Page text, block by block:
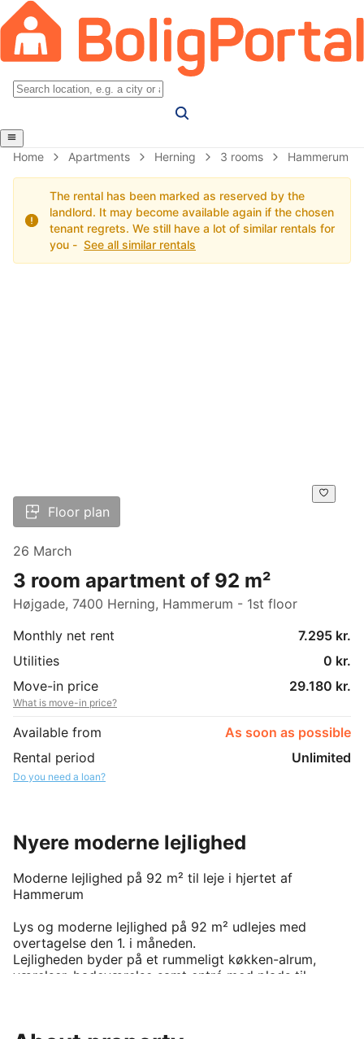
Home Apartments Herning 3 rooms Hammerum
The rental has been marked as reserved by the
landlord. It may become available again if the chosen
tenant regrets. We still have a lot of similar rentals for
you - See all similar rentals
Floor plan
26 March
3 room apartment of 92 m²
Højgade, 7400 Herning, Hammerum - 1st floor
Monthly net rent
7.295 kr.
Utilities
0 kr.
Move-in price
29.180 kr.
What is move-in price?
Available from
As soon as possible
Rental period
Unlimited
Do you need a loan?
Nyere moderne lejlighed
Moderne lejlighed på 92 m² til leje i hjertet af
Hammerum
Lys og moderne lejlighed på 92 m² udlejes med
overtagelse den 1. i måneden.
Lejligheden byder på et rummeligt køkken-alrum,
værelser, badeværelse samt entré med plads til